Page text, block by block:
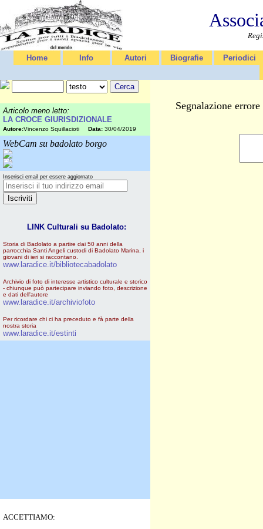
Home Info Autori Biografie Periodici
Articolo meno letto:
LA CROCE GIURISDIZIONALE
Autore:Vincenzo Squillacioti Data: 30/04/2019
WebCam su badolato borgo
Inserisci email per essere aggiornato
LINK Culturali su Badolato:
Storia di Badolato a partire dai 50 anni della
parrocchia Santi Angeli custodi di Badolato Marina, i
giovani di ieri si raccontano.
www.laradice.it/bibliotecabadolato
Archivio di foto di interesse artistico culturale e storico
- chiunque può partecipare inviando foto, descrizione
e dati dell'autore
www.laradice.it/archiviofoto
Per ricordare chi ci ha preceduto e fà parte della
nostra storia
www.laradice.it/estinti
ACCETTIAMO:
Segnalazione